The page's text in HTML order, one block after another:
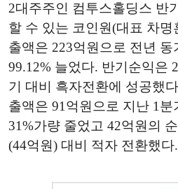
2대주주인 컴투스홀딩스 반
할 수 있는 코인원(대표 차명
출액은 223억원으로 전년 동
99.12% 늘었다. 반기순익은
기 대비 흑자전환에 성공했
출액은 91억원으로 지난 1
31%가량 줄었고 42억원의
(44억원) 대비 적자 전환했다.